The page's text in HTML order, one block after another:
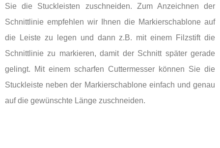
Sie die Stuckleisten zuschneiden. Zum Anzeichnen der
Schnittlinie empfehlen wir Ihnen die Markierschablone auf
die Leiste zu legen und dann z.B. mit einem Filzstift die
Schnittlinie zu markieren, damit der Schnitt später gerade
gelingt. Mit einem scharfen Cuttermesser können Sie die
Stuckleiste neben der Markierschablone einfach und genau
auf die gewünschte Länge zuschneiden.